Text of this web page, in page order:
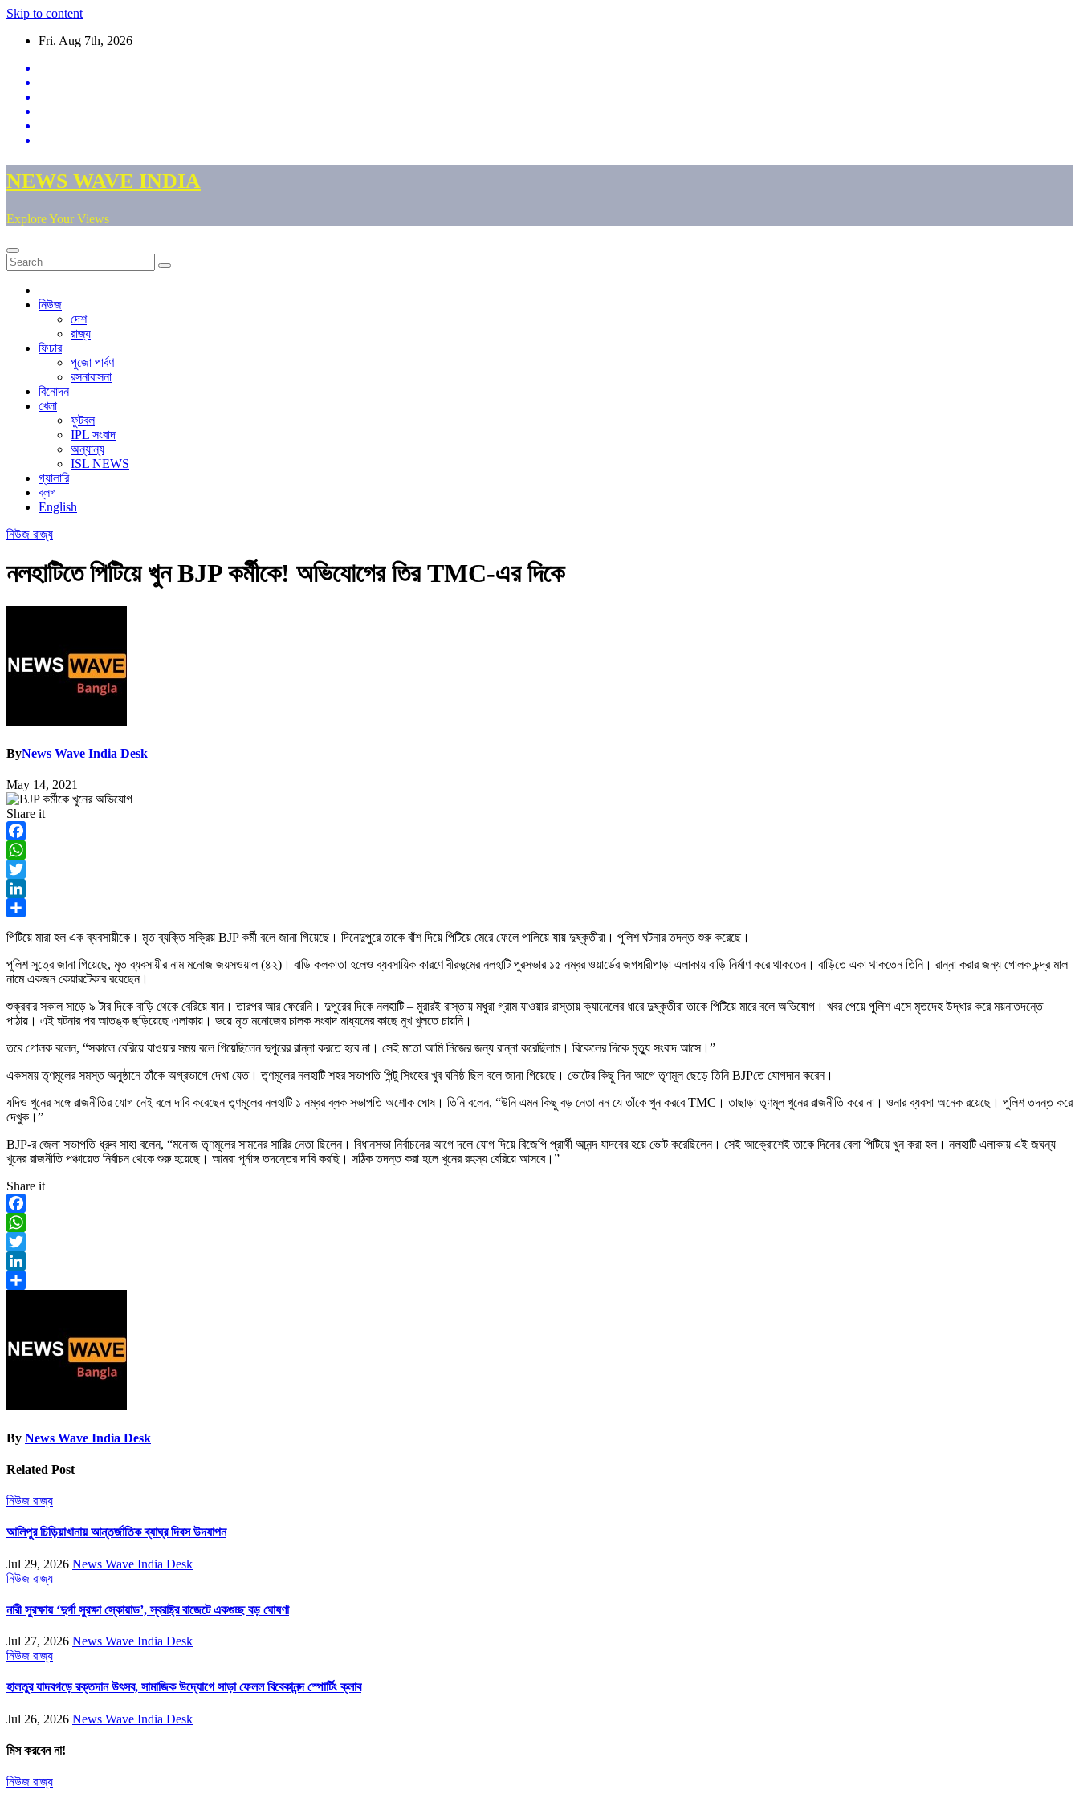
Skip to content
Fri. Aug 7th, 2026
NEWS WAVE INDIA
Explore Your Views
নিউজ
দেশ
রাজ্য
ফিচার
পুজো পার্বণ
রসনাবাসনা
বিনোদন
খেলা
ফুটবল
IPL সংবাদ
অন্যান্য
ISL NEWS
গ্যালারি
ব্লগ
English
নিউজ রাজ্য
নলহাটিতে পিটিয়ে খুন BJP কর্মীকে! অভিযোগের তির TMC-এর দিকে
ByNews Wave India Desk
May 14, 2021
Share it
Facebook
WhatsApp
Twitter
LinkedIn
পিটিয়ে মারা হল এক ব্যবসায়ীকে। মৃত ব্যক্তি সক্রিয় BJP কর্মী বলে জানা গিয়েছে। দিনেদুপুরে তাকে বাঁশ দিয়ে পিটিয়ে মেরে ফেলে পালিয়ে যায় দুষ্কৃতীরা। পুলিশ ঘটনার তদন্ত শুরু করেছে।
পুলিশ সূত্রে জানা গিয়েছে, মৃত ব্যবসায়ীর নাম মনোজ জয়সওয়াল (৪২)। বাড়ি কলকাতা হলেও ব্যবসায়িক কারণে বীরভূমের নলহাটি পুরসভার ১৫ নম্বর ওয়ার্ডের জগধারীপাড়া এলাকায় বাড়ি নির্মাণ করে থাকতেন। বাড়িতে একা থাকতেন তিনি। রান্না করার জন্য গোলক চন্দ্র মাল
নামে একজন কেয়ারটেকার রয়েছেন।
শুক্রবার সকাল সাড়ে ৯ টার দিকে বাড়ি থেকে বেরিয়ে যান। তারপর আর ফেরেনি। দুপুরের দিকে নলহাটি – মুরারই রাস্তায় মধুরা গ্রাম যাওয়ার রাস্তায় ক্যানেলের ধারে দুষ্কৃতীরা তাকে পিটিয়ে মারে বলে অভিযোগ। খবর পেয়ে পুলিশ এসে মৃতদেহ উদ্ধার করে ময়নাতদন্তে
পাঠায়। এই ঘটনার পর আতঙ্ক ছড়িয়েছে এলাকায়। ভয়ে মৃত মনোজের চালক সংবাদ মাধ্যমের কাছে মুখ খুলতে চায়নি।
তবে গোলক বলেন, “সকালে বেরিয়ে যাওয়ার সময় বলে গিয়েছিলেন দুপুরের রান্না করতে হবে না। সেই মতো আমি নিজের জন্য রান্না করেছিলাম। বিকেলের দিকে মৃত্যু সংবাদ আসে।”
একসময় তৃণমূলের সমস্ত অনুষ্ঠানে তাঁকে অগ্রভাগে দেখা যেত। তৃণমূলের নলহাটি শহর সভাপতি পিন্টু সিংহের খুব ঘনিষ্ঠ ছিল বলে জানা গিয়েছে। ভোটের কিছু দিন আগে তৃণমূল ছেড়ে তিনি BJPতে যোগদান করেন।
যদিও খুনের সঙ্গে রাজনীতির যোগ নেই বলে দাবি করেছেন তৃণমূলের নলহাটি ১ নম্বর ব্লক সভাপতি অশোক ঘোষ। তিনি বলেন, “উনি এমন কিছু বড় নেতা নন যে তাঁকে খুন করবে TMC। তাছাড়া তৃণমূল খুনের রাজনীতি করে না। ওনার ব্যবসা অনেক রয়েছে। পুলিশ তদন্ত করে
দেখুক।”
BJP-র জেলা সভাপতি ধ্রুব সাহা বলেন, “মনোজ তৃণমূলের সামনের সারির নেতা ছিলেন। বিধানসভা নির্বাচনের আগে দলে যোগ দিয়ে বিজেপি প্রার্থী আনন্দ যাদবের হয়ে ভোট করেছিলেন। সেই আক্রোশেই তাকে দিনের বেলা পিটিয়ে খুন করা হল। নলহাটি এলাকায় এই জঘন্য
খুনের রাজনীতি পঞ্চায়েত নির্বাচন থেকে শুরু হয়েছে। আমরা পুর্নাঙ্গ তদন্তের দাবি করছি। সঠিক তদন্ত করা হলে খুনের রহস্য বেরিয়ে আসবে।”
Share it
Facebook
WhatsApp
Twitter
LinkedIn
By News Wave India Desk
Related Post
নিউজ রাজ্য
আলিপুর চিড়িয়াখানায় আন্তর্জাতিক ব্যাঘ্র দিবস উদযাপন
Jul 29, 2026 News Wave India Desk
নিউজ রাজ্য
নারী সুরক্ষায় ‘দুর্গা সুরক্ষা স্কোয়াড’, স্বরাষ্ট্র বাজেটে একগুচ্ছ বড় ঘোষণা
Jul 27, 2026 News Wave India Desk
নিউজ রাজ্য
হালতুর যাদবগড়ে রক্তদান উৎসব, সামাজিক উদ্যোগে সাড়া ফেলল বিবেকানন্দ স্পোর্টিং ক্লাব
Jul 26, 2026 News Wave India Desk
মিস করবেন না!
নিউজ রাজ্য